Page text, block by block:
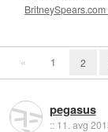
« 1 2
pegasus
:: 11. avg